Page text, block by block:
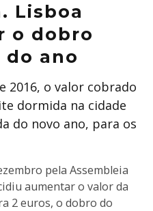
Lisboa
o dobro
ano
2016, o valor cobrado
dormida na cidade
do novo ano, para os
pela Assembleia
aumentar o valor da
2 euros, o dobro do